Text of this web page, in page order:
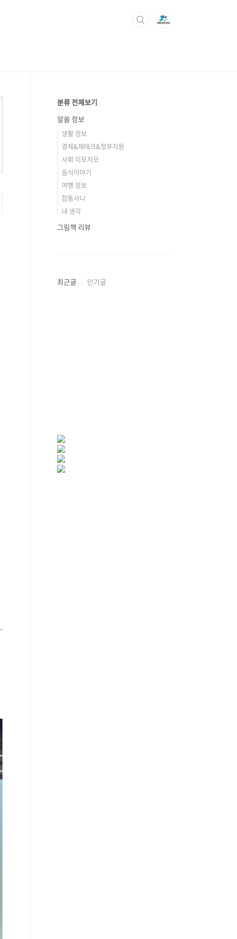
분류 전체보기
알쓸 정보
생활 정보
경제&재테크&정부지원
사회 이모저모
음식이야기
여행 정보
잡동사니
내 생각
그림책 리뷰
최근글 인기글